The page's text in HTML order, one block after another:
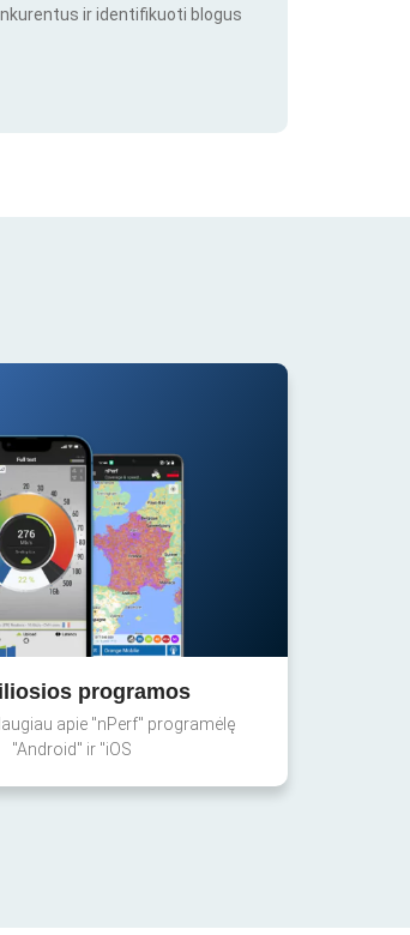
ir identifikuoti blogus
programos
apie "nPerf" programėlę
"Android" ir "iOS